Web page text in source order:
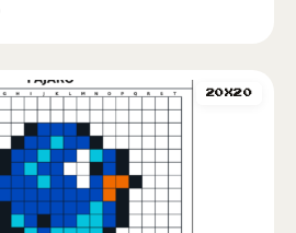
20X20